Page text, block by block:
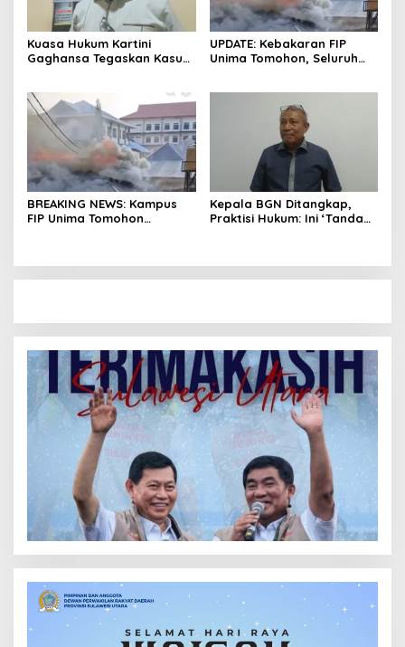
Kuasa Hukum Kartini
Gaghansa Tegaskan Kasus
UPDATE: Kebakaran FIP
Unima Tomohon, Seluruh
BREAKING NEWS: Kampus
FIP Unima Tomohon
Kepala BGN Ditangkap,
Praktisi Hukum: Ini ‘Tanda